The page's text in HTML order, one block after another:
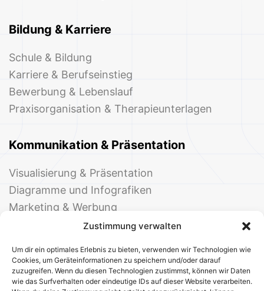
Zustimmung verwalten
Um dir ein optimales Erlebnis zu bieten, verwenden wir Technologien wie
Cookies, um Geräteinformationen zu speichern und/oder darauf
zuzugreifen. Wenn du diesen Technologien zustimmst, können wir Daten
wie das Surfverhalten oder eindeutige IDs auf dieser Website verarbeiten.
Bildung & Karriere
Schule & Bildung
Karriere & Berufseinstieg
Bewerbung & Lebenslauf
Praxisorganisation & Therapieunterlagen
Kommunikation & Präsentation
Visualisierung & Präsentation
Diagramme und Infografiken
Marketing & Werbung
Events & Einladungen